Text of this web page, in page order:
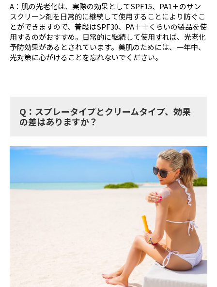
A：肌の光老化は、実際の効果としてSPF15、PA1＋のサン
スクリーン剤を日常的に継続して使用することにより防ぐこ
とができますので、普段はSPF30、PA＋＋くらいの製品を使
用するのがおすすめ。日常的に継続して使用すれば、光老化
予防効果があるとされています。美肌のためには、一年中、
光対策に心がけることを忘れないでください。
Q：スプレータイプとクリームタイプ、効果
の差はありますか？